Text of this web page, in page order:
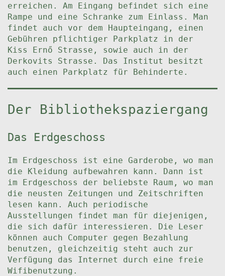
erreichen. Am Eingang befindet sich eine
Rampe und eine Schranke zum Einlass. Man
findet auch vor dem Haupteingang, einen
Gebühren pflichtiger Parkplatz in der
Kiss Ernő Strasse, sowie auch in der
Derkovits Strasse. Das Institut besitzt
auch einen Parkplatz für Behinderte.
Der Bibliothekspaziergang
Das Erdgeschoss
Im Erdgeschoss ist eine Garderobe, wo man
die Kleidung aufbewahren kann. Dann ist
im Erdgeschoss der beliebste Raum, wo man
die neusten Zeitungen und Zeitschriften
lesen kann. Auch periodische
Ausstellungen findet man für diejenigen,
die sich dafür interessieren. Die Leser
können auch Computer gegen Bezahlung
benutzen, gleichzeitig steht auch zur
Verfügung das Internet durch eine freie
Wifibenutzung.